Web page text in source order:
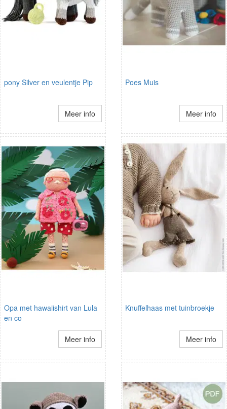
pony Silver en veulentje Pip
Meer info
Poes Muis
Meer info
Opa met hawaiishirt van Lula
en co
Meer info
Knuffelhaas met tuinbroekje
Meer info